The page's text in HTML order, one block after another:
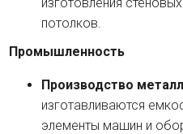
потолков.
Промышленность
Производство
изготавливаются
элементы машин и